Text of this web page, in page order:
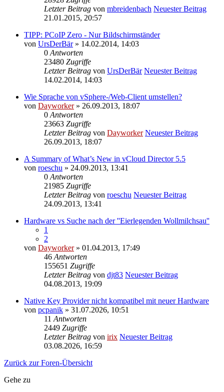
Letzter Beitrag von mbreidenbach Neuester Beitrag
21.01.2015, 20:57
TIPP: PCoIP Zero - Nur Bildschirmständer
von UrsDerBär» 14.02.2014, 14:03
0 Antworten
23480 Zugriffe
Letzter Beitrag von UrsDerBär Neuester Beitrag
14.02.2014, 14:03
Wie Sprache von vSphere-/Web-Client umstellen?
von Dayworker» 26.09.2013, 18:07
0 Antworten
23663 Zugriffe
Letzter Beitrag von Dayworker Neuester Beitrag
26.09.2013, 18:07
A Summary of What’s New in vCloud Director 5.5
von roeschu » 24.09.2013, 13:41
0 Antworten
21985 Zugriffe
Letzter Beitrag von roeschu Neuester Beitrag
24.09.2013, 13:41
Hardware vs Suche nach der ''Eierlegenden Wollmilchsau''
1
2
von Dayworker» 01.04.2013, 17:49
46 Antworten
155651 Zugriffe
Letzter Beitrag von djt83 Neuester Beitrag
04.08.2013, 19:09
Native Key Provider nicht kompatibel mit neuer Hardware
von pcpanik » 31.07.2026, 10:51
11 Antworten
2449 Zugriffe
Letzter Beitrag von irix Neuester Beitrag
03.08.2026, 16:59
Zurück zur Foren-Übersicht
Gehe zu